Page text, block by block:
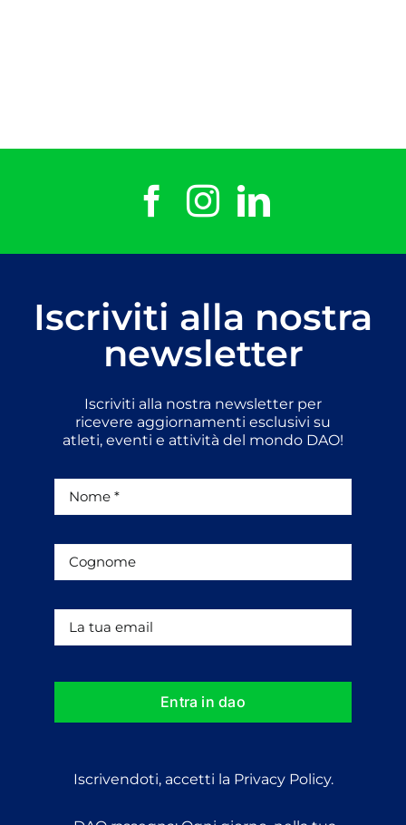
Iscriviti alla nostra
newsletter
Iscriviti alla nostra newsletter per
ricevere aggiornamenti esclusivi su
atleti, eventi e attività del mondo DAO!
Entra in dao
Iscrivendoti, accetti la Privacy Policy.